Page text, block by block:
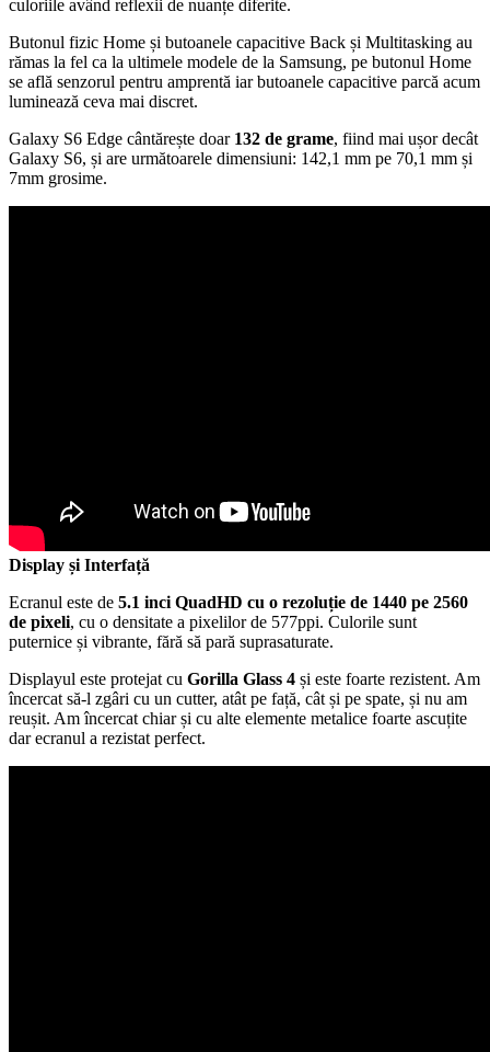
culoriile având reflexii de nuanțe diferite.
Butonul fizic Home și butoanele capacitive Back și Multitasking au
rămas la fel ca la ultimele modele de la Samsung, pe butonul Home
se află senzorul pentru amprentă iar butoanele capacitive parcă acum
luminează ceva mai discret.
Galaxy S6 Edge cântărește doar 132 de grame, fiind mai ușor decât
Galaxy S6, și are următoarele dimensiuni: 142,1 mm pe 70,1 mm și
7mm grosime.
Display și Interfață
Ecranul este de 5.1 inci QuadHD cu o rezoluție de 1440 pe 2560
de pixeli, cu o densitate a pixelilor de 577ppi. Culorile sunt
puternice și vibrante, fără să pară suprasaturate.
Displayul este protejat cu Gorilla Glass 4 și este foarte rezistent. Am
încercat să-l zgâri cu un cutter, atât pe față, cât și pe spate, și nu am
reușit. Am încercat chiar și cu alte elemente metalice foarte ascuțite
dar ecranul a rezistat perfect.